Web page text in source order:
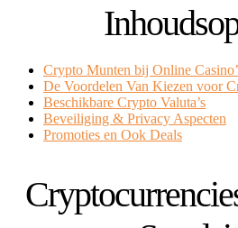
Crypto Munten bij Online
De Voordelen Van Kiezen voor
Beschikbare Crypto Valuta’s
Beveiliging & Privacy Aspecten
Promoties en Ook Deals